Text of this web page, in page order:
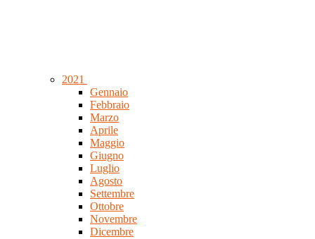
2021
Gennaio
Febbraio
Marzo
Aprile
Maggio
Giugno
Luglio
Agosto
Settembre
Ottobre
Novembre
Dicembre